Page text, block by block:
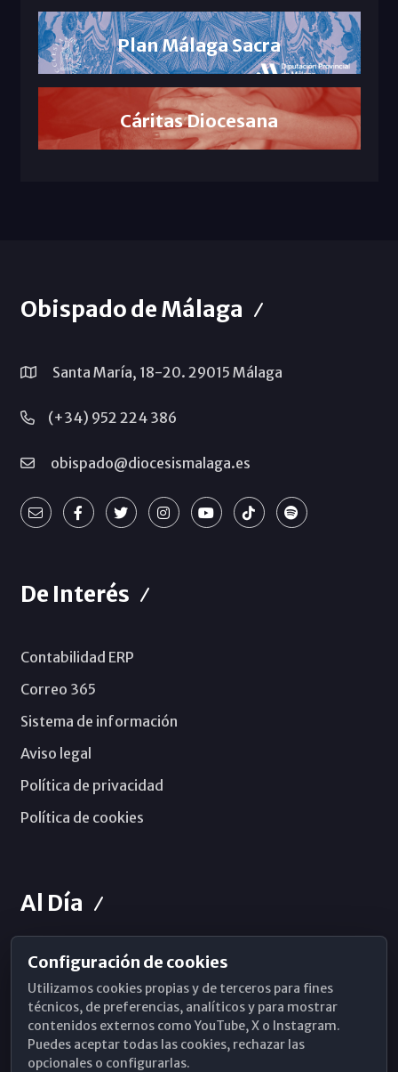
Plan Málaga Sacra
Cáritas Diocesana
Obispado de Málaga
Santa María, 18-20. 29015 Málaga
(+34) 952 224 386
obispado@diocesismalaga.es
De Interés
Contabilidad ERP
Correo 365
Sistema de información
Aviso legal
Política de privacidad
Política de cookies
Al Día
Horarios de Misa
Hemeroteca
WhatsApp
Configuración de cookies
Utilizamos cookies propias y de terceros para fines
técnicos, de preferencias, analíticos y para mostrar
contenidos externos como YouTube, X o Instagram.
Puedes aceptar todas las cookies, rechazar las
opcionales o configurarlas.